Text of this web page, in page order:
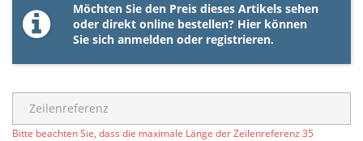
Möchten Sie den Preis dieses Artikels sehen
oder direkt online bestellen? Hier können
Sie sich anmelden oder registrieren.
Bitte beachten Sie, dass die maximale Länge der Zeilenreferenz 35